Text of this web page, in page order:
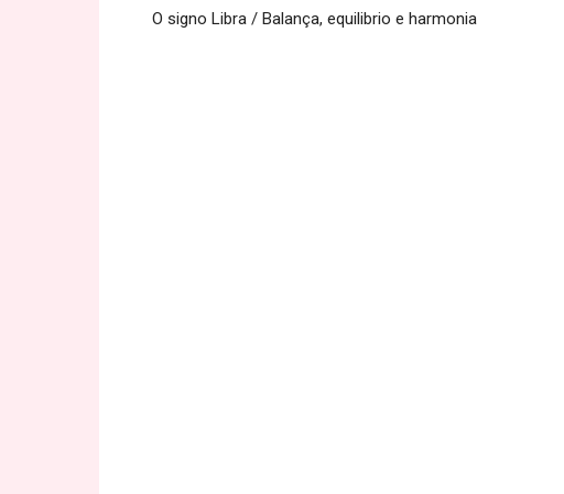
O signo Libra / Balança, equilibrio e harmonia